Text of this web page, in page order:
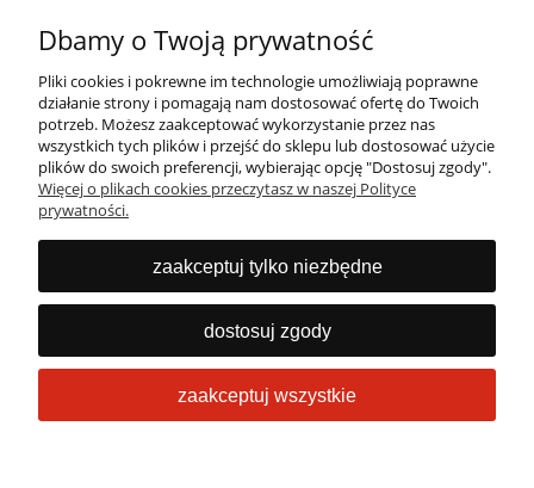
Masz pytania?
Zadzwoń lub napisz
22 53 53 073
info@obrabiarki.pro
Dbamy o Twoją prywatność
Pliki cookies i pokrewne im technologie umożliwiają poprawne
działanie strony i pomagają nam dostosować ofertę do Twoich
potrzeb. Możesz zaakceptować wykorzystanie przez nas
wszystkich tych plików i przejść do sklepu lub dostosować użycie
plików do swoich preferencji, wybierając opcję "Dostosuj zgody".
Więcej o plikach cookies przeczytasz w naszej Polityce
prywatności.
zaakceptuj tylko niezbędne
dostosuj zgody
zaakceptuj wszystkie